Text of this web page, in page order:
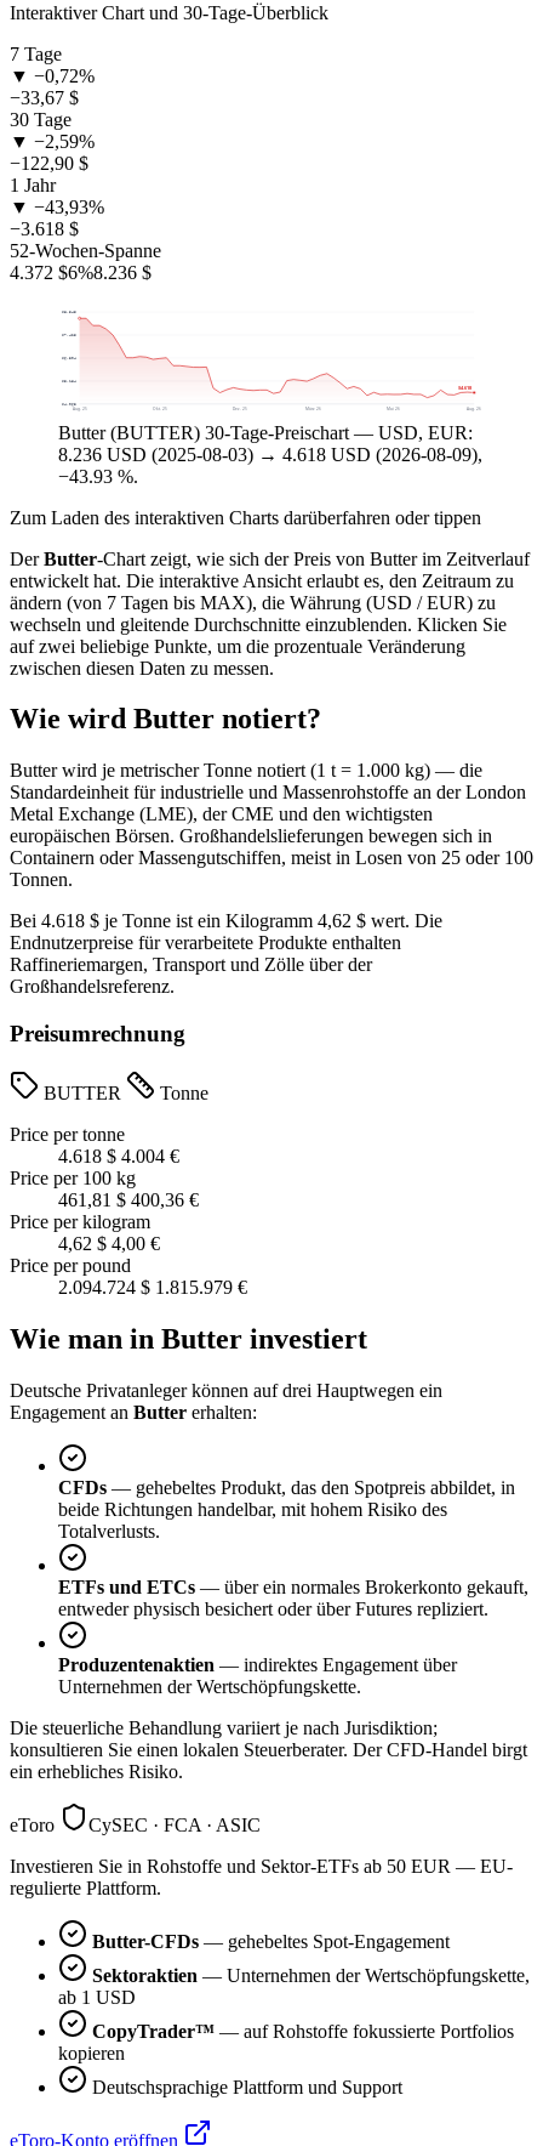
Interaktiver Chart und 30-Tage-Überblick
7 Tage
▼ −0,72%
−33,67 $
30 Tage
▼ −2,59%
−122,90 $
1 Jahr
▼ −43,93%
−3.618 $
52-Wochen-Spanne
4.372 $6%8.236 $
$4.063
$5.184
$6.304
$7.425
$8.545
Aug. 25 Okt. 25 Dez. 25 März 26 Mai 26 Aug. 26
$4.618
Butter (BUTTER) 30-Tage-Preischart — USD, EUR:
8.236 USD (2025-08-03) → 4.618 USD (2026-08-09),
−43.93 %.
Zum Laden des interaktiven Charts darüberfahren oder tippen
DerButter-Chart zeigt, wie sich der Preis von Butter im Zeitverlauf
entwickelt hat. Die interaktive Ansicht erlaubt es, den Zeitraum zu
ändern (von 7 Tagen bis MAX), die Währung (USD / EUR) zu
wechseln und gleitende Durchschnitte einzublenden. Klicken Sie
auf zwei beliebige Punkte, um die prozentuale Veränderung
zwischen diesen Daten zu messen.
Wie wird Butter notiert?
Butter wird je metrischer Tonne notiert (1 t = 1.000 kg) — die
Standardeinheit für industrielle und Massenrohstoffe an der London
Metal Exchange (LME), der CME und den wichtigsten
europäischen Börsen. Großhandelslieferungen bewegen sich in
Containern oder Massengutschiffen, meist in Losen von 25 oder 100
Tonnen.
Bei 4.618 $ je Tonne ist ein Kilogramm 4,62 $ wert. Die
Endnutzerpreise für verarbeitete Produkte enthalten
Raffineriemargen, Transport und Zölle über der
Großhandelsreferenz.
Preisumrechnung
BUTTER
Tonne
Price per tonne
4.618 $ 4.004 €
Price per 100 kg
461,81 $ 400,36 €
Price per kilogram
4,62 $ 4,00 €
Price per pound
2.094.724 $ 1.815.979 €
Wie man in Butter investiert
Deutsche Privatanleger können auf drei Hauptwegen ein
Engagement an Butter erhalten:
CFDs — gehebeltes Produkt, das den Spotpreis abbildet, in
beide Richtungen handelbar, mit hohem Risiko des
Totalverlusts.
ETFs und ETCs — über ein normales Brokerkonto gekauft,
entweder physisch besichert oder über Futures repliziert.
Produzentenaktien — indirektes Engagement über
Unternehmen der Wertschöpfungskette.
Die steuerliche Behandlung variiert je nach Jurisdiktion;
konsultieren Sie einen lokalen Steuerberater. Der CFD-Handel birgt
ein erhebliches Risiko.
eToro
CySEC · FCA · ASIC
Investieren Sie in Rohstoffe und Sektor-ETFs ab 50 EUR — EU-
regulierte Plattform.
Butter-CFDs — gehebeltes Spot-Engagement
Sektoraktien — Unternehmen der Wertschöpfungskette,
ab 1 USD
CopyTrader™ — auf Rohstoffe fokussierte Portfolios
kopieren
Deutschsprachige Plattform und Support
eToro-Konto eröffnen